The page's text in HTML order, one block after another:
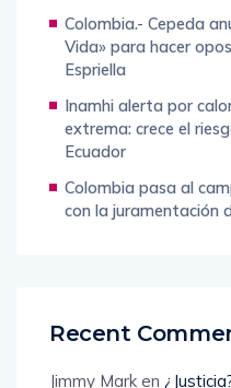
Colombia.- Cepeda
Vida» para hacer
Espriella
Inamhi alerta por
extrema: crece el
Ecuador
Colombia pasa al
con la juramentación
Recent
Jimmy Mark en